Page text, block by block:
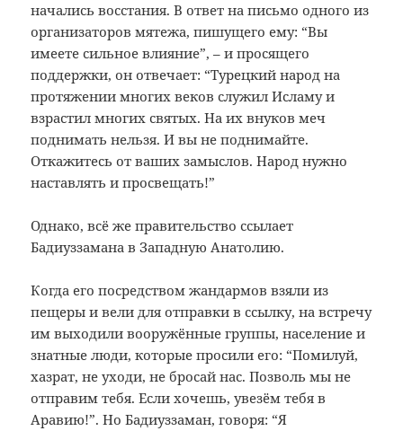
начались восстания. В ответ на письмо одного из
организаторов мятежа, пишущего ему: “Вы
имеете сильное влияние”, – и просящего
поддержки, он отвечает: “Турецкий народ на
протяжении многих веков служил Исламу и
взрастил многих святых. На их внуков меч
поднимать нельзя. И вы не поднимайте.
Откажитесь от ваших замыслов. Народ нужно
наставлять и просвещать!”
Однако, всё же правительство ссылает
Бадиуззамана в Западную Анатолию.
Когда его посредством жандармов взяли из
пещеры и вели для отправки в ссылку, на встречу
им выходили вооружённые группы, население и
знатные люди, которые просили его: “Помилуй,
хазрат, не уходи, не бросай нас. Позволь мы не
отправим тебя. Если хочешь, увезём тебя в
Аравию!”. Но Бадиуззаман, говоря: “Я